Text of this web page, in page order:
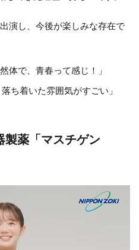
演し、今後が楽しみな存在で
体で、青春って感じ！」
ち着いた雰囲気がすごい」
製薬「マスチゲン